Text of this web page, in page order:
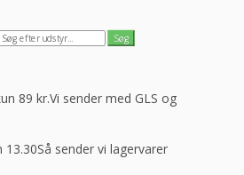
89 kr.Vi sender med GLS og
13.30Så sender vi lagervarer